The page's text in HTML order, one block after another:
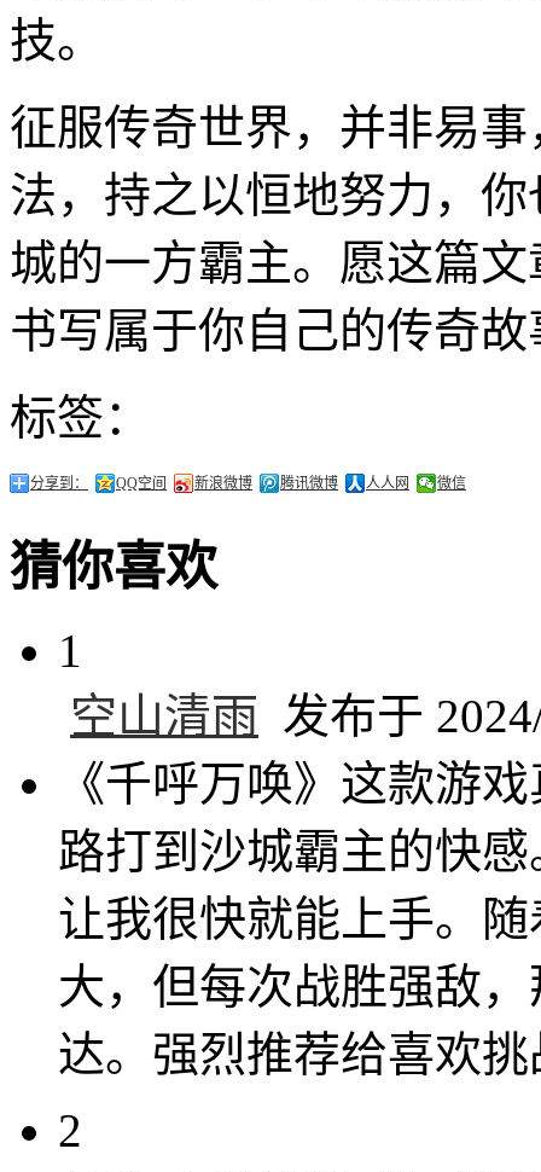
技。
征服传奇世界，并非易
法，持之以恒地努力，
城的一方霸主。愿这篇
书写属于你自己的传奇故
标签：
分享到： QQ空间 新浪微博 腾讯微博 人人网 微信
猜你喜欢
1
空山清雨 发布于
《千呼万唤》这款游
路打到沙城霸主的快
让我很快就能上手。
大，但每次战胜强敌
达。强烈推荐给喜欢
2